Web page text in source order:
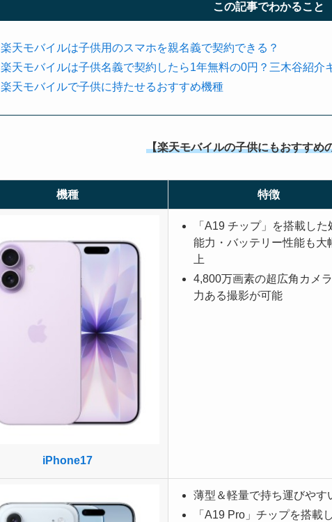
この記事でわかること
楽天モバイルは子供用のスマホを親名義で契約できる？
楽天モバイルは子供名義で契約したら1年無料の0円？三木谷紹介
楽天モバイルで子供に持たせるおすすめ機種
【楽天モバイルの子供にもおすすめ
機種 特徴
iPhone17
「A19 チップ」を搭載した
能力・バッテリー性能も大
上
4,800万画素の超広角カメ
力ある撮影が可能
薄型＆軽量で持ち運びやす
「A19 Pro」チップを搭載